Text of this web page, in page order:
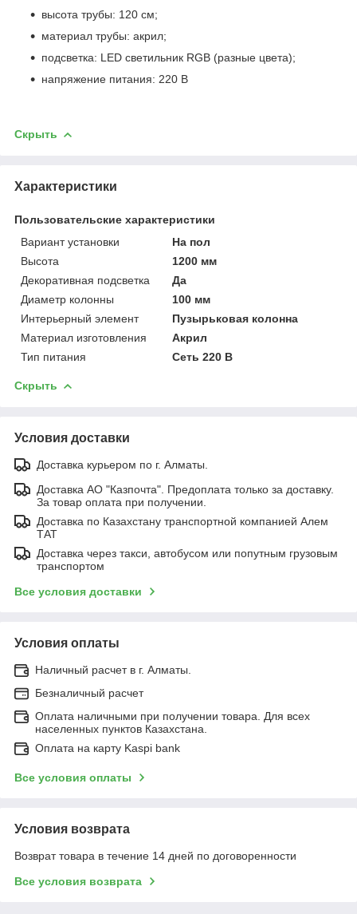
высота трубы: 120 см;
материал трубы: акрил;
подсветка: LED светильник RGB (разные цвета);
напряжение питания: 220 В
Скрыть
Характеристики
Пользовательские характеристики
Вариант установки
На пол
Высота
1200 мм
Декоративная подсветка
Да
Диаметр колонны
100 мм
Интерьерный элемент
Пузырьковая колонна
Материал изготовления
Акрил
Тип питания
Сеть 220 В
Скрыть
Условия доставки
Доставка курьером по г. Алматы.
Доставка АО "Казпочта". Предоплата только за доставку.
За товар оплата при получении.
Доставка по Казахстану транспортной компанией Алем
ТАТ
Доставка через такси, автобусом или попутным грузовым
транспортом
Все условия доставки
Условия оплаты
Наличный расчет в г. Алматы.
Безналичный расчет
Оплата наличными при получении товара. Для всех
населенных пунктов Казахстана.
Оплата на карту Kaspi bank
Все условия оплаты
Условия возврата
Возврат товара в течение 14 дней по договоренности
Все условия возврата